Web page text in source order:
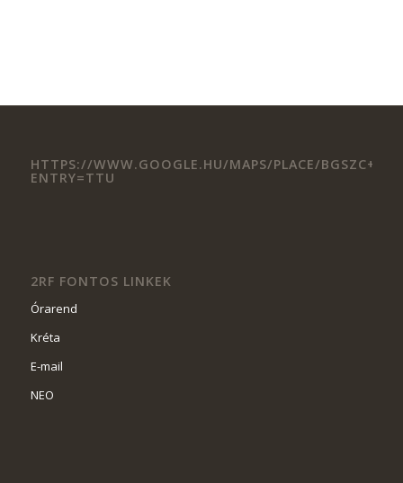
HTTPS://WWW.GOOGLE.HU/MAPS/PLACE/
ENTRY=TTU
2RF FONTOS LINKEK
Órarend
Kréta
E-mail
NEO